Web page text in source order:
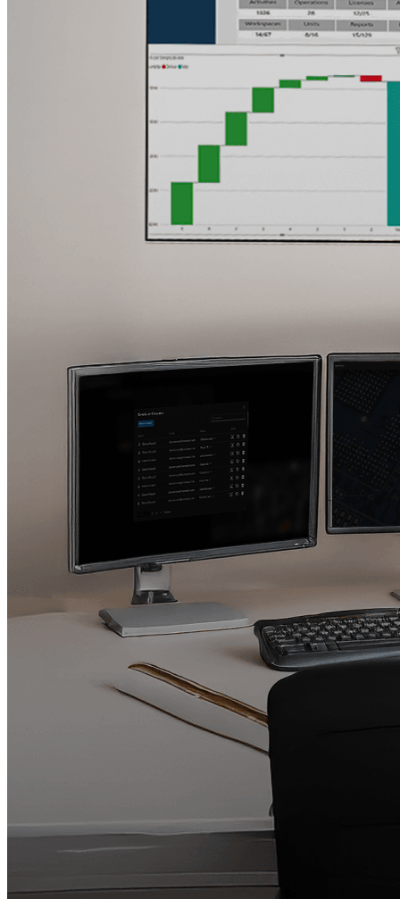
Desenvolvemos um software próprio para gerenciamento de vídeo
walls, garantindo uma experiência intuitiva e eficiente no controle de